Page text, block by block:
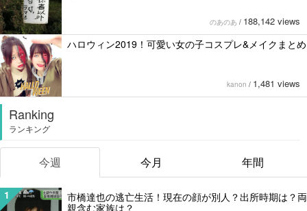
のあのあ / 188,142 views
ハロウィン2019！可愛い女の子コスプレ&メイクまとめ
kanon / 1,481 views
Ranking
ランキング
今週 今月 年間
1
市橋達也の逃亡生活！現在の顔が別人？出所時期は？両
親含む家族は？